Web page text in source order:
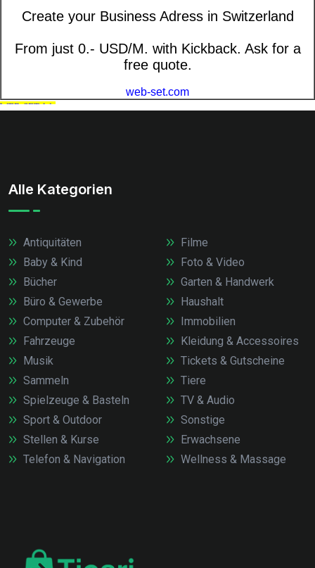
Alle Kategorien
Antiquitäten
Baby & Kind
Bücher
Büro & Gewerbe
Computer & Zubehör
Fahrzeuge
Filme
Foto & Video
Garten & Handwerk
Haushalt
Immobilien
Kleidung & Accessoires
Musik
Sammeln
Spielzeuge & Basteln
Sport & Outdoor
Stellen & Kurse
Telefon & Navigation
Tickets & Gutscheine
Tiere
TV & Audio
Sonstige
Erwachsene
Wellness & Massage